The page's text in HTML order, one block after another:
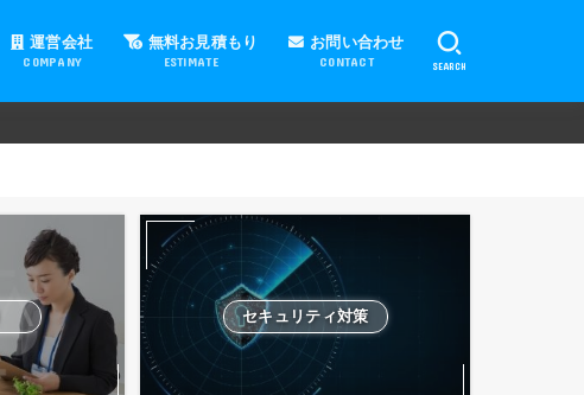
運営会社
COMPANY
無料お見積もり
ESTIMATE
お問い合わせ
CONTACT SEARCH
セキュリティ対策